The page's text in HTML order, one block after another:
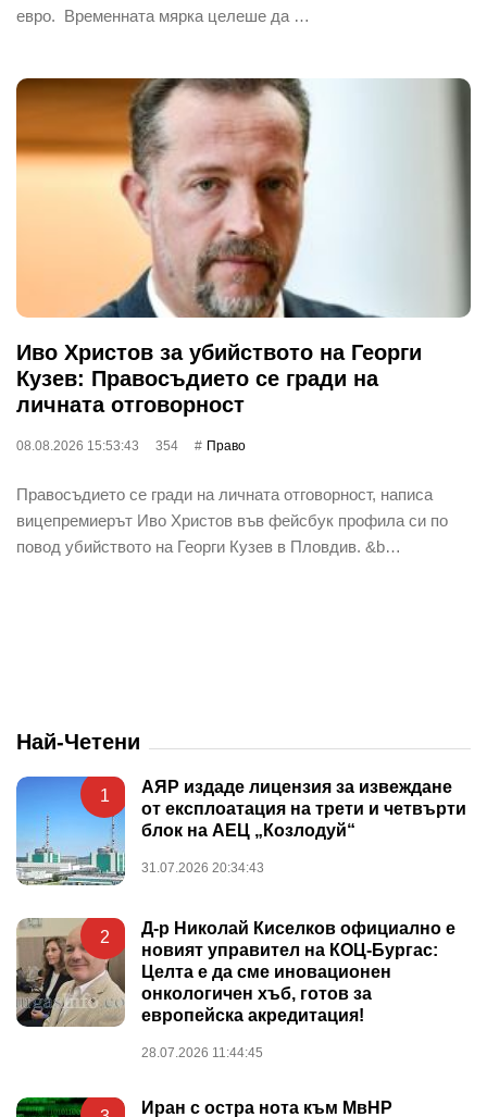
евро. Временната мярка целеше да …
Иво Христов за убийството на Георги
Кузев: Правосъдието се гради на
личната отговорност
08.08.2026 15:53:43 354 Право
Правосъдието се гради на личната отговорност, написа
вицепремиерът Иво Христов във фейсбук профила си по
повод убийството на Георги Кузев в Пловдив. &b…
Най-Четени
1
АЯР издаде лицензия за извеждане
от експлоатация на трети и четвърти
блок на АЕЦ „Козлодуй“
31.07.2026 20:34:43
2
Д-р Николай Киселков официално е
новият управител на КОЦ-Бургас:
Целта е да сме иновационен
онкологичен хъб, готов за
европейска акредитация!
28.07.2026 11:44:45
Иран с остра нота към МвНР